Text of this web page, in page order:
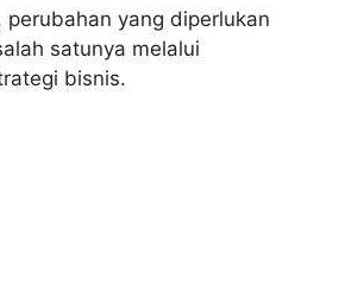
perubahan yang diperlukan
satunya melalui
bisnis.